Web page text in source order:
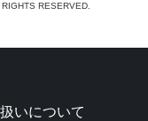
RESERVED.
いについて